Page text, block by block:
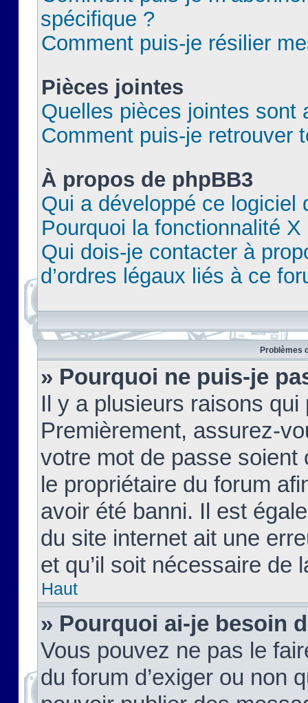
spécifique ?
Comment puis-je résilier
Pièces jointes
Quelles pièces jointes sont
Comment puis-je retrouver
À propos de phpBB3
Qui a développé ce logiciel
Pourquoi la fonctionnalité X
Qui dois-je contacter à
d’ordres légaux liés à ce
Problèmes
» Pourquoi ne puis-je
Il y a plusieurs raisons
Premièrement, assurez-
votre mot de passe soient
le propriétaire du forum
avoir été banni. Il est
du site internet ait une
et qu’il soit nécessaire de
Haut
» Pourquoi ai-je besoin
Vous pouvez ne pas le
du forum d’exiger ou non